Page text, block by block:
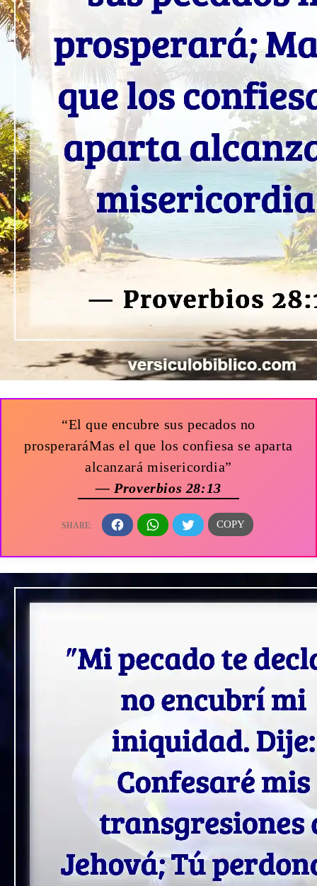
“El que encubre sus pecados no
prosperaráMas el que los confiesa se aparta
alcanzará misericordia”
— Proverbios 28:13